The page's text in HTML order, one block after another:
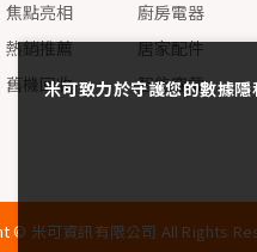
焦點亮相
熱銷推薦
舊機回收
廚房電器
居家配件
智能穿戴
© 米可資訊有限公司 All Rights
米可致力於守護您的數據隱